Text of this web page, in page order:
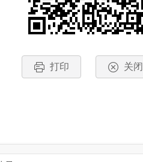
打印 关闭